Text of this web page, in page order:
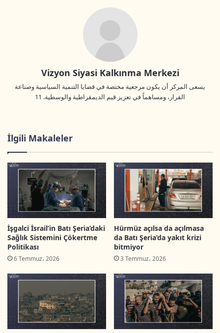
Vizyon Siyasi Kalkınma Merkezi
يسعى المركز أن يكون مرجعية مختصة في قضايا التنمية السياسية وصناعة
القرار، ومساهماً في تعزيز قيم الديمقراطية والوسطية. 11
İlgili Makaleler
İşgalci İsrail’in Batı Şeria’daki
Sağlık Sistemini Çökertme
Politikası
6 Temmuz، 2026
Hürmüz açılsa da açılmasa
da Batı Şeria’da yakıt krizi
bitmiyor
3 Temmuz، 2026